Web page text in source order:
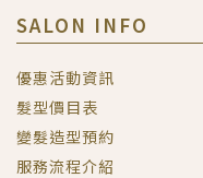
SALON INFO
優惠活動資訊
髮型價目表
變髮造型預約
服務流程介紹